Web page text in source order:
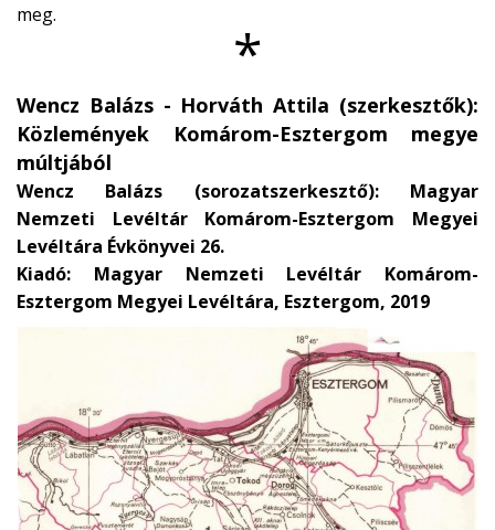
meg.
*
Wencz Balázs - Horváth Attila (szerkesztők):
Közlemények Komárom-Esztergom megye
múltjából
Wencz Balázs (sorozatszerkesztő): Magyar
Nemzeti Levéltár Komárom-Esztergom Megyei
Levéltára Évkönyvei 26.
Kiadó: Magyar Nemzeti Levéltár Komárom-
Esztergom Megyei Levéltára, Esztergom, 2019